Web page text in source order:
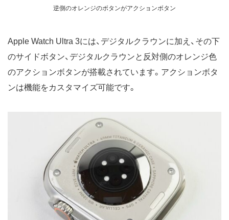
逆側のオレンジのボタンがアクションボタン
Apple Watch Ultra 3には、デジタルクラウンに加え、その下
のサイドボタン、デジタルクラウンと反対側のオレンジ色
のアクションボタンが搭載されています。アクションボタ
ンは機能をカスタマイズ可能です。